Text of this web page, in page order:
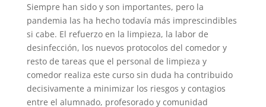
Siempre han sido y son importantes, pero la
pandemia las ha hecho todavía más imprescindibles
si cabe. El refuerzo en la limpieza, la labor de
desinfección, los nuevos protocolos del comedor y
resto de tareas que el personal de limpieza y
comedor realiza este curso sin duda ha contribuido
decisivamente a minimizar los riesgos y contagios
entre el alumnado, profesorado y comunidad